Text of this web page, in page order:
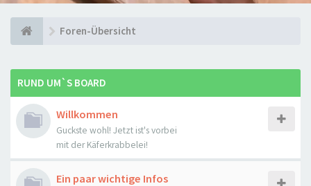
Foren-Übersicht
RUND UM`S BOARD
Willkommen
Guckste wohl! Jetzt ist's vorbei
mit der Käferkrabbelei!
Ein paar wichtige Infos